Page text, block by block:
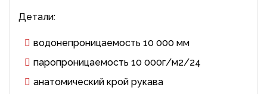
Детали:
водонепроницаемость 10 000 мм
паропроницаемость 10 000г/м2/24
анатомический крой рукава